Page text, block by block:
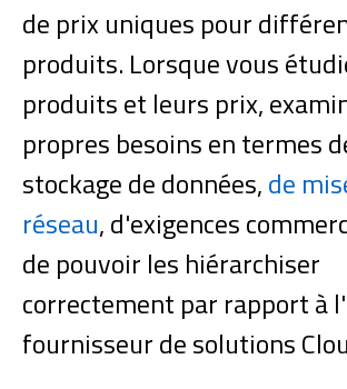
de prix uniques pour
produits. Lorsque vous
produits et leurs prix,
propres besoins en termes
stockage de données,de
réseau, d'exigences
de pouvoir les hiérarchiser
correctement par rapport à
fournisseur de solutions